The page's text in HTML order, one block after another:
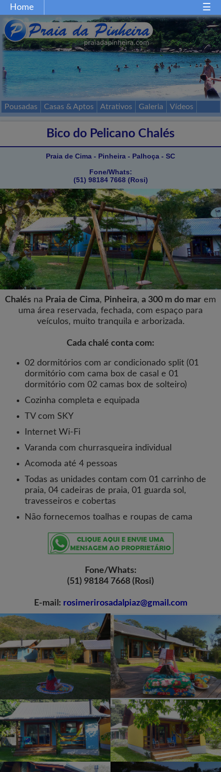
Home
Home Gastronomia
Esportes
Mapa Acessos
Pousadas Casas & Aptos Atrativos Galeria
Vídeos
Bico do Pelicano Chalés
Praia de Cima - Pinheira - Palhoça - SC
Fone/Whats:
(51) 98184 7668 (Rosi)
Chalés na Praia de Cima, Pinheira, a 300 m do mar em
uma área reservada, fechada, com espaço para
veículos, muito tranquila e arborizada.
Cada chalé conta com:
02 dormitórios com ar condicionado split (01
dormitório com cama box de casal e 01
dormitório com 02 camas box de solteiro)
Cozinha completa e equipada
TV com SKY
Internet Wi-Fi
Varanda com churrasqueira individual
Acomoda até 4 pessoas
Todas as unidades contam com 01 carrinho de
praia, 04 cadeiras de praia, 01 guarda sol,
travesseiros e cobertas
Não fornecemos toalhas e roupas de cama
Fone/Whats:
(51) 98184 7668 (Rosi)
E-mail: rosimerirosadalpiaz@gmail.com